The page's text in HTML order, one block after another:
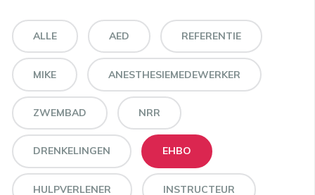
ALLE AED REFERENTIE
MIKE ANESTHESIEMEDEWERKER
ZWEMBAD NRR
DRENKELINGEN EHBO
HULPVERLENER INSTRUCTEUR